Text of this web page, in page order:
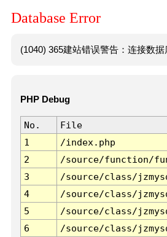
Database Error
(1040) 365建站错误警告：连接数
PHP Debug
No. File
1
/index.php
2
/source/function/
3
/source/class/
4
/source/class/
5
/source/class/
6
/source/class/